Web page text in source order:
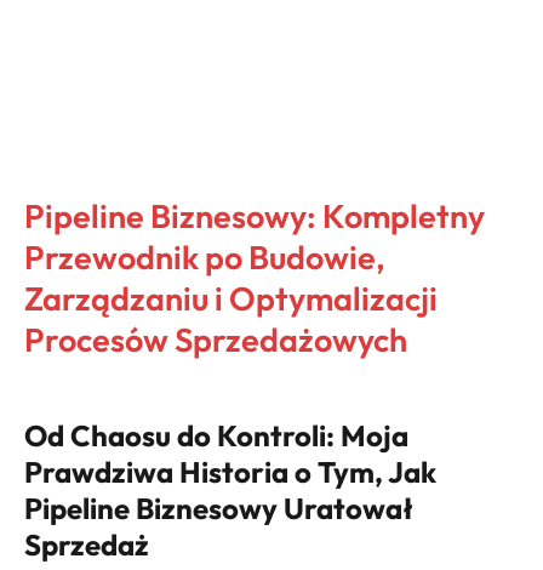
Pipeline Biznesowy: Kompletny
Przewodnik po Budowie,
Zarządzaniu i Optymalizacji
Procesów Sprzedażowych
Od Chaosu do Kontroli: Moja
Prawdziwa Historia o Tym, Jak
Pipeline Biznesowy Uratował
Sprzedaż